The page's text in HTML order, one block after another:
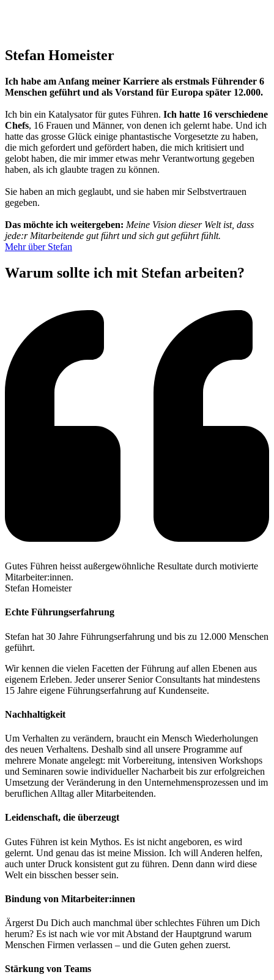
Stefan Homeister
Ich habe am Anfang meiner Karriere als erstmals Führender 6
Menschen geführt und als Vorstand für Europa später 12.000.
Ich bin ein Katalysator für gutes Führen. Ich hatte 16 verschiedene
Chefs, 16 Frauen und Männer, von denen ich gelernt habe. Und ich
hatte das grosse Glück einige phantastische Vorgesetzte zu haben,
die mich gefordert und gefördert haben, die mich kritisiert und
gelobt haben, die mir immer etwas mehr Verantwortung gegeben
haben, als ich glaubte tragen zu können.
Sie haben an mich geglaubt, und sie haben mir Selbstvertrauen
gegeben.
Das möchte ich weitergeben: Meine Vision dieser Welt ist, dass
jede:r Mitarbeitende gut führt und sich gut geführt fühlt.
Mehr über Stefan
Warum sollte ich mit Stefan arbeiten?
Gutes Führen heisst außergewöhnliche Resultate durch motivierte
Mitarbeiter:innen.​
Stefan Homeister
Echte Führungserfahrung
Stefan hat 30 Jahre Führungserfahrung und bis zu 12.000 Menschen
geführt.
Wir kennen die vielen Facetten der Führung auf allen Ebenen aus
eigenem Erleben. Jeder unserer Senior Consultants hat mindestens
15 Jahre eigene Führungserfahrung auf Kundenseite.
Nachhaltigkeit
Um Verhalten zu verändern, braucht ein Mensch Wiederholungen
des neuen Verhaltens. Deshalb sind all unsere Programme auf
mehrere Monate angelegt: mit Vorbereitung, intensiven Workshops
und Seminaren sowie individueller Nacharbeit bis zur erfolgreichen
Umsetzung der Veränderung in den Unternehmensprozessen und im
beruflichen Alltag aller Mitarbeitenden.
Leidenschaft, die überzeugt
Gutes Führen ist kein Mythos. Es ist nicht angeboren, es wird
gelernt. Und genau das ist meine Mission. Ich will Anderen helfen,
auch unter Druck konsistent gut zu führen. Denn dann wird diese
Welt ein bisschen besser sein.
Bindung von Mitarbeiter:innen
Ärgerst Du Dich auch manchmal über schlechtes Führen um Dich
herum? Es ist nach wie vor mit Abstand der Hauptgrund warum
Menschen Firmen verlassen – und die Guten gehen zuerst.
Stärkung von Teams